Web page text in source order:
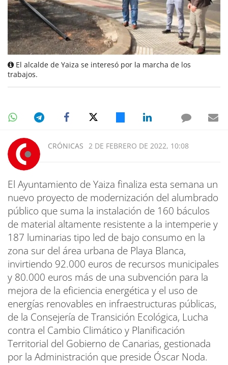
El alcalde de Yaiza se interesó por la marcha de los
trabajos.
CRÓNICAS 2 DE FEBRERO DE 2022, 10:08
El Ayuntamiento de Yaiza finaliza esta semana un
nuevo proyecto de modernización del alumbrado
público que suma la instalación de 160 báculos
de material altamente resistente a la intemperie y
187 luminarias tipo led de bajo consumo en la
zona sur del área urbana de Playa Blanca,
invirtiendo 92.000 euros de recursos municipales
y 80.000 euros más de una subvención para la
mejora de la eficiencia energética y el uso de
energías renovables en infraestructuras públicas,
de la Consejería de Transición Ecológica, Lucha
contra el Cambio Climático y Planificación
Territorial del Gobierno de Canarias, gestionada
por la Administración que preside Óscar Noda.